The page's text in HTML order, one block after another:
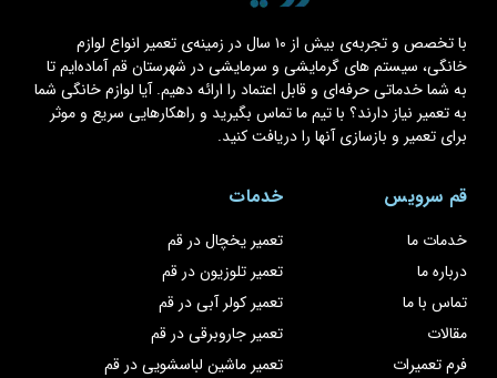
با تخصص و تجربه‌ی بیش از ۱۰ سال در زمینه‌ی تعمیر انواع لوازم
خانگی، سیستم های گرمایشی و سرمایشی در شهرستان قم آماده‌ایم تا
به شما خدماتی حرفه‌ای و قابل اعتماد را ارائه دهیم. آیا لوازم خانگی شما
به تعمیر نیاز دارند؟ با تیم ما تماس بگیرید و راهکارهایی سریع و موثر
برای تعمیر و بازسازی آنها را دریافت کنید.
قم سرویس
خدمات ما
درباره ما
تماس با ما
مقالات
فرم تعمیرات
خدمات
تعمیر یخچال در قم
تعمیر تلوزیون در قم
تعمیر کولر آبی در قم
تعمیر جاروبرقی در قم
تعمیر ماشین لباسشویی در قم